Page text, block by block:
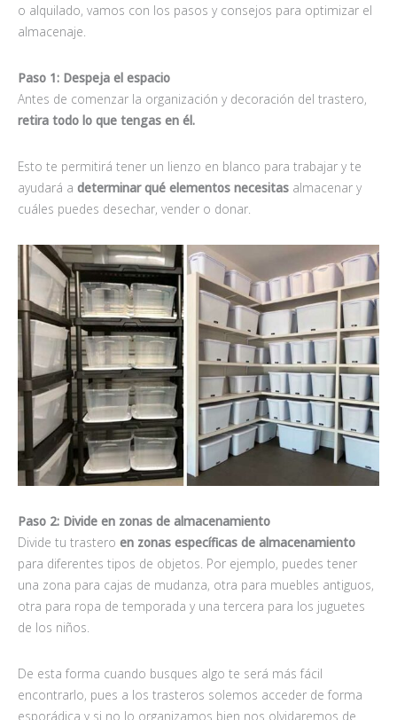
o alquilado, vamos con los pasos y consejos para optimizar el
almacenaje.
Paso 1: Despeja el espacio
Antes de comenzar la organización y decoración del trastero,
retira todo lo que tengas en él.
Esto te permitirá tener un lienzo en blanco para trabajar y te
ayudará a determinar qué elementos necesitas almacenar y
cuáles puedes desechar, vender o donar.
Paso 2: Divide en zonas de almacenamiento
Divide tu trastero en zonas específicas de almacenamiento
para diferentes tipos de objetos. Por ejemplo, puedes tener
una zona para cajas de mudanza, otra para muebles antiguos,
otra para ropa de temporada y una tercera para los juguetes
de los niños.
De esta forma cuando busques algo te será más fácil
encontrarlo, pues a los trasteros solemos acceder de forma
esporádica y si no lo organizamos bien nos olvidaremos de